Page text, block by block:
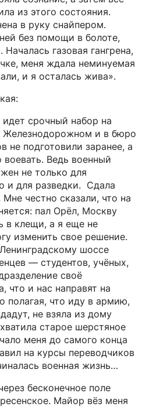
из этого состояния.
в руку снайпером.
без помощи в болоте,
газовая гангрена,
меня ждала неминуемая
и я осталась жива».
идет срочный набор на
Железнодорожном и в бюро
не подготовили заранее, а
воевать. Ведь военный
не только для
и для разведки. Сдала
честно сказали, что на
пал Орёл, Москву
в клещи, а я еще не
изменить свое решение.
шоссе
— студентов, учёных,
своё
что и нас направят на
полагая, что иду в армию,
не взяла из дому
старое шерстяное
меня до самого конца
на курсы переводчиков
военная жизнь…
бесконечное поле
Майор вёз меня